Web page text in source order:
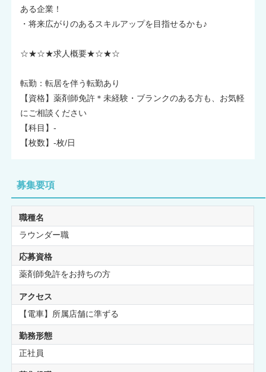
ある企業！
・将来広がりのあるスキルアップを目指せるかも♪
☆★☆★求人概要★☆★☆
転勤：転居を伴う転勤あり
【資格】薬剤師免許＊未経験・ブランクのある方も、お気軽
にご相談ください
【科目】-
【枚数】-枚/日
募集要項
職種名
ラウンダー職
応募資格
薬剤師免許をお持ちの方
アクセス
【電車】所属店舗に準ずる
勤務形態
正社員